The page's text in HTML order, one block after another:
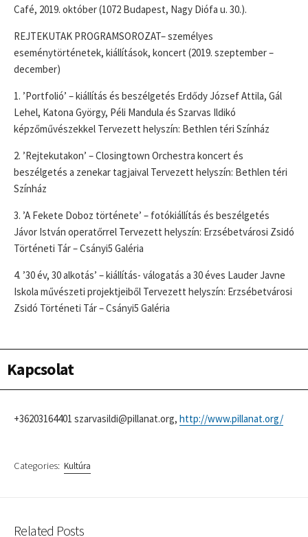
Café, 2019. október (1072 Budapest, Nagy Diófa u. 30.).
REJTEKUTAK PROGRAMSOROZAT– személyes
eseménytörténetek, kiállítások, koncert (2019. szeptember –
december)
1. ’Portfolió’ – kiállítás és beszélgetés Erdődy József Attila, Gál
Lehel, Katona György, Péli Mandula és Szarvas Ildikó
képzőművészekkel Tervezett helyszín: Bethlen téri Színház
2. ’Rejtekutakon’ – Closingtown Orchestra koncert és
beszélgetés a zenekar tagjaival Tervezett helyszín: Bethlen téri
Színház
3. ’A Fekete Doboz története’ – fotókiállítás és beszélgetés
Jávor István operatőrrel Tervezett helyszín: Erzsébetvárosi Zsidó
Történeti Tár – Csányi5 Galéria
4. ’30 év, 30 alkotás’ – kiállítás- válogatás a 30 éves Lauder Javne
Iskola művészeti projektjeiből Tervezett helyszín: Erzsébetvárosi
Zsidó Történeti Tár – Csányi5 Galéria
Kapcsolat
+36203164401 szarvasildi@pillanat.org, http://www.pillanat.org/
Categories: Kultúra
Related Posts